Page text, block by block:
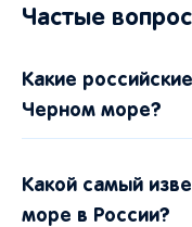
Частые
Какие
Черном море?
Какой самый
море в России?